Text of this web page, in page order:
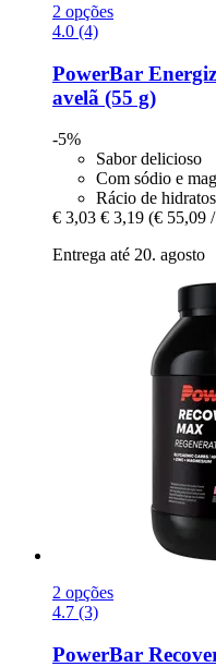
2 opções
4.0 (4)
PowerBar
avelã (55 g)
-5%
Sabor delicioso
Com sódio e
Rácio de
€ 3,03 € 3,19 (€ 55,09
Entrega até 20. agosto
2 opções
4.7 (3)
PowerBar